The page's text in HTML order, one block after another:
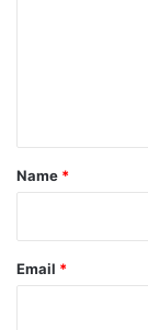
*
Name *
Email *